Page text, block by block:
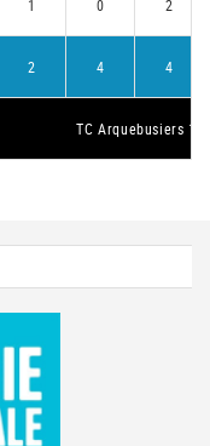
1 0 2
2 4 4
TC Arquebusiers 1